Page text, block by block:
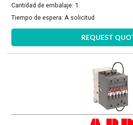
Cantidad de embalaje: 1
Tiempo de espera:A solicitud
REQUEST